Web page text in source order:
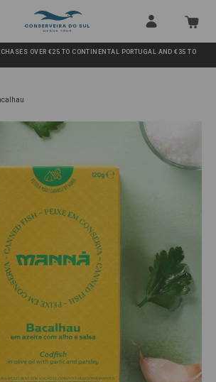
OVER €25 TO CONTINENTAL PORTUGAL AND €35 TO